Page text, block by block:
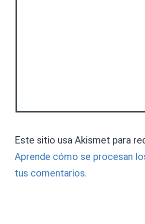
Este sitio usa Akismet para
Aprende cómo se procesan
tus comentarios.